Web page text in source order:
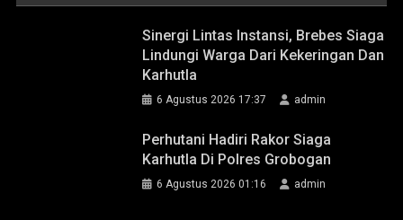
Sinergi Lintas Instansi, Brebes Siaga
Lindungi Warga Dari Kekeringan Dan
Karhutla
6 Agustus 2026 17:37 admin
Perhutani Hadiri Rakor Siaga
Karhutla Di Polres Grobogan
6 Agustus 2026 01:16 admin